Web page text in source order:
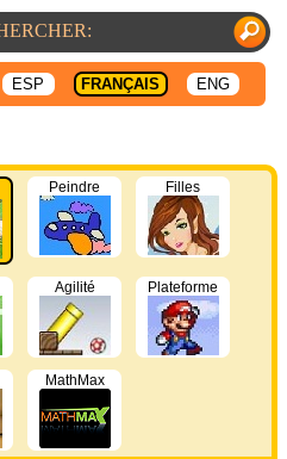
ESP FRANÇAIS ENG
Peindre Filles
Agilité Plateforme
MathMax